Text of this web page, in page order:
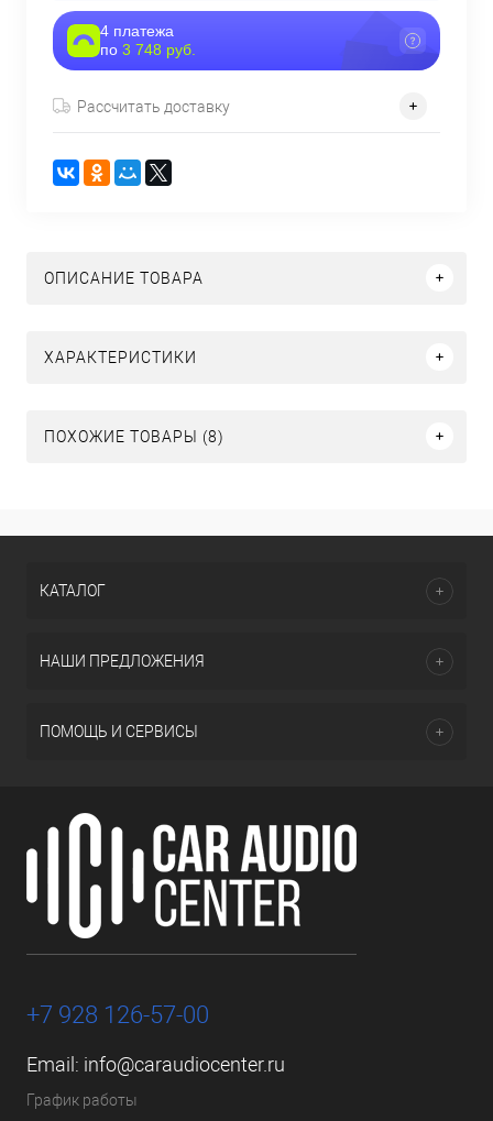
4 платежа
по 3 748 руб.
Рассчитать доставку
ОПИСАНИЕ ТОВАРА
ХАРАКТЕРИСТИКИ
ПОХОЖИЕ ТОВАРЫ (8)
КАТАЛОГ
НАШИ ПРЕДЛОЖЕНИЯ
ПОМОЩЬ И СЕРВИСЫ
+7 928 126-57-00
Email: info@caraudiocenter.ru
График работы